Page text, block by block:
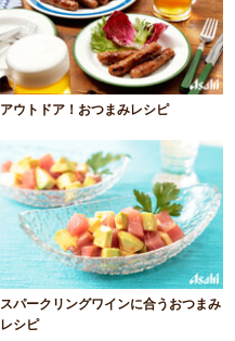
アウトドア！おつまみレシピ
スパークリングワインに合うおつまみ
レシピ